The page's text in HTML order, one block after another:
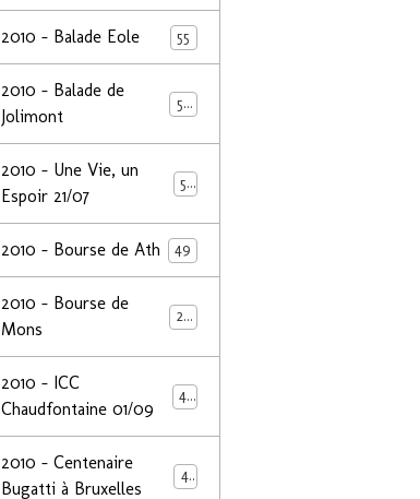
2010 - Balade Eole 55
2010 - Balade de
Jolimont
50
2010 - Une Vie, un
Espoir 21/07
53
2010 - Bourse de Ath 49
2010 - Bourse de
Mons
29
2010 - ICC
Chaudfontaine 01/09
44
2010 - Centenaire
Bugatti à Bruxelles
44